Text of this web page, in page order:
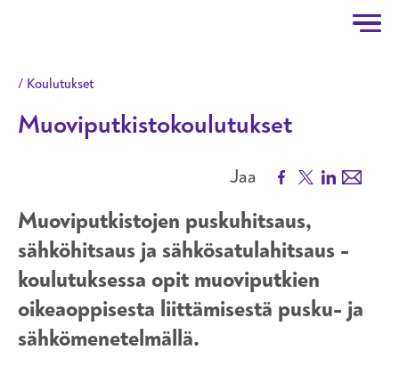
Koulutukset
Muoviputkistokoulutukset
Jaa Facebook
X LinkedIn
Email
Muoviputkistojen puskuhitsaus,
sähköhitsaus ja sähkösatulahitsaus -
koulutuksessa opit muoviputkien
oikeaoppisesta liittämisestä pusku- ja
sähkömenetelmällä.